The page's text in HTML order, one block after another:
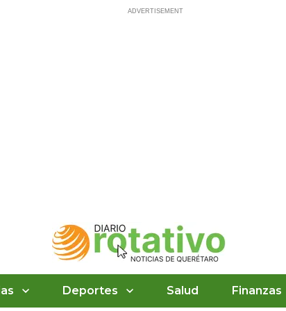
Deportes Salud Finanzas